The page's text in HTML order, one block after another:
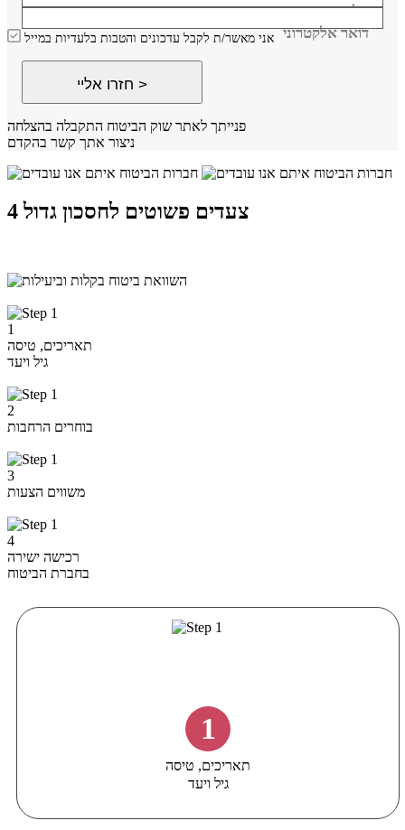
טלפון
דואר אלקטרוני
אני מאשר/ת לקבל עדכונים והטבות בלעדיות במייל
חזרו אליי >
פנייתך לאתר שוק הביטוח התקבלה בהצלחה
ניצור אתך קשר בהקדם
4 צעדים פשוטים לחסכון גדול
1
תאריכים, טיסה
גיל ויעד
2
בוחרים הרחבות
3
משווים הצעות
4
רכישה ישירה
בחברת הביטוח
1
תאריכים, טיסה
גיל ויעד